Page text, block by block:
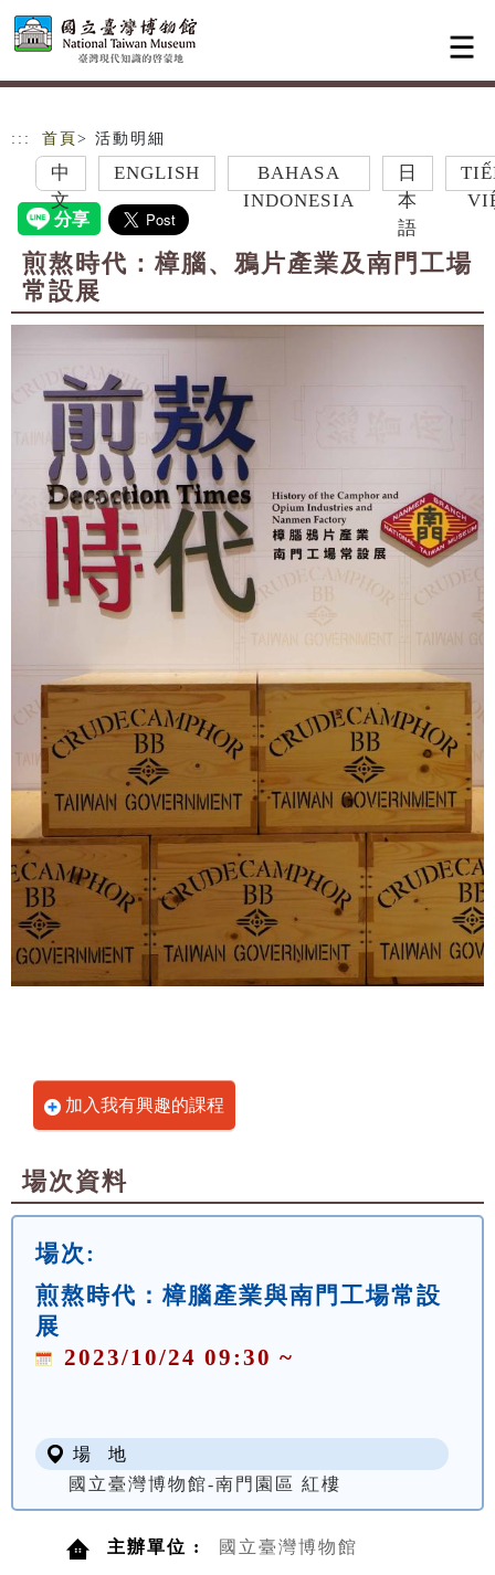
跳到主要內容
網站導覽
::: 首頁 > 活動明細
中
文
ENGLISH
BAHASA
INDONESIA
日
本
TIẾNG
VIỆT
煎熬時代：樟腦、鴉片產業及南門工場
常設展
加入我有興趣的課程
場次資料
場次:
煎熬時代：樟腦產業與南門工場常設
展
2023/10/24 09:30 ~
場 地
國立臺灣博物館-南門園區 紅樓
主辦單位 : 國立臺灣博物館